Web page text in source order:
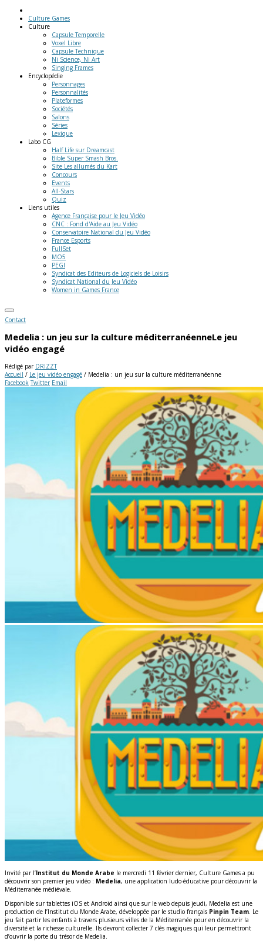
Culture Games
Culture
Capsule Temporelle
Voxel Libre
Capsule Technique
Ni Science, Ni Art
Singing Frames
Encyclopédie
Personnages
Personnalités
Plateformes
Sociétés
Salons
Séries
Lexique
Labo CG
Half Life sur Dreamcast
Bible Super Smash Bros.
Site Les allumés du Kart
Concours
Events
All-Stars
Quiz
Liens utiles
Agence Française pour le Jeu Vidéo
CNC : Fond d'Aide au Jeu Vidéo
Conservatoire National du Jeu Vidéo
France Esports
FullSet
MO5
PEGI
Syndicat des Editeurs de Logiciels de Loisirs
Syndicat National du Jeu Vidéo
Women in Games France
Contact
Medelia : un jeu sur la culture méditerranéenneLe jeu
vidéo engagé
Rédigé par DRIZZT
Accueil / Le jeu vidéo engagé / Medelia : un jeu sur la culture méditerranéenne
Facebook Twitter Email
Invité par l’Institut du Monde Arabe le mercredi 11 février dernier, Culture Games a pu
découvrir son premier jeu vidéo : Medelia, une application ludo-éducative pour découvrir la
Méditerranée médiévale.
Disponible sur tablettes iOS et Android ainsi que sur le web depuis jeudi, Medelia est une
production de l’Institut du Monde Arabe, développée par le studio français Pinpin Team. Le
jeu fait partir les enfants à travers plusieurs villes de la Méditerranée pour en découvrir la
diversité et la richesse culturelle. Ils devront collecter 7 clés magiques qui leur permettront
d’ouvrir la porte du trésor de Medelia.